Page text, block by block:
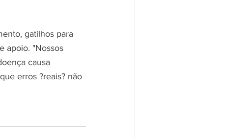
gatilhos para
apoio. "Nossos
causa
erros ?reais? não